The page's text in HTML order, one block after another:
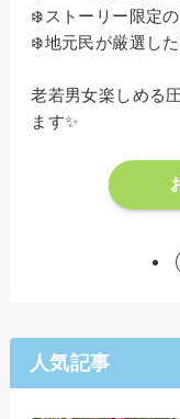
❄️ストーリー限定
❄️地元民が厳選し
老若男女楽しめる
ます✨
人気記事